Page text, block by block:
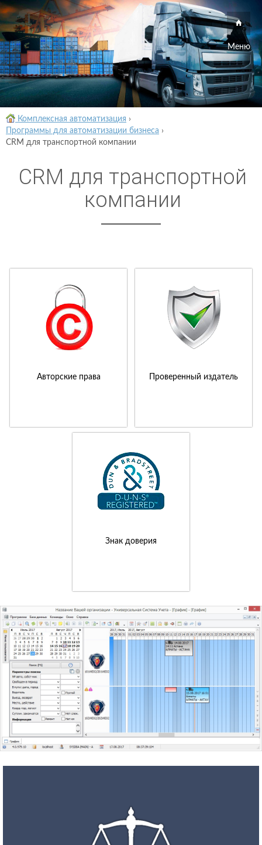
Меню
Комплексная автоматизация ›
Программы для автоматизации бизнеса ›
CRM для транспортной компании
CRM для транспортной
компании
Авторские права Проверенный издатель
Знак доверия